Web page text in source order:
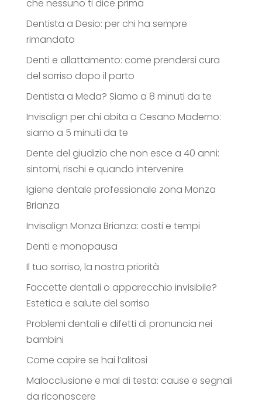
che nessuno ti dice prima
Dentista a Desio: per chi ha sempre
rimandato
Denti e allattamento: come prendersi cura
del sorriso dopo il parto
Dentista a Meda? Siamo a 8 minuti da te
Invisalign per chi abita a Cesano Maderno:
siamo a 5 minuti da te
Dente del giudizio che non esce a 40 anni:
sintomi, rischi e quando intervenire
Igiene dentale professionale zona Monza
Brianza
Invisalign Monza Brianza: costi e tempi
Denti e monopausa
Il tuo sorriso, la nostra priorità
Faccette dentali o apparecchio invisibile?
Estetica e salute del sorriso
Problemi dentali e difetti di pronuncia nei
bambini
Come capire se hai l’alitosi
Malocclusione e mal di testa: cause e segnali
da riconoscere